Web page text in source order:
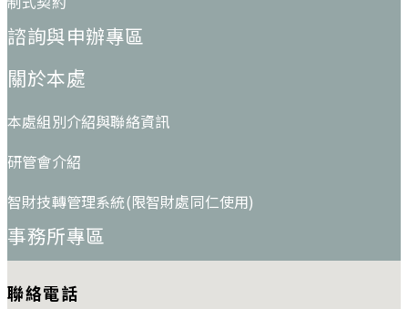
諮詢與申辦專區
關於本處
本處組別介紹與聯絡資訊
研管會介紹
智財技轉管理系統(限智財處同仁使用)
事務所專區
聯絡電話